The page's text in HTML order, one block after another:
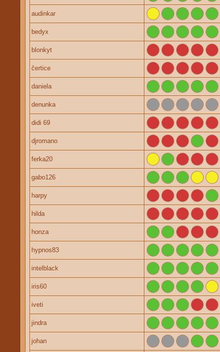
audinkar
bedyx
blonkyt
čertice
daniela
denunka
didi 69
djromano
ferka20
gabo126
harpy
hilda
honza
hypnos83
intelblack
iris60
iveti
jindra
johan